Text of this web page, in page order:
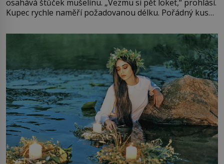
osahává štůček mušelínu. „Vezmu si pět loket,“ prohlásí.
Kupec rychle naměří požadovanou délku. Pořádný kus
milostpaní. Stačí jenom na sukni,“ zhodnotí švadlena
množství růžového mušelínu. „Ošidili vás, podívejte.“